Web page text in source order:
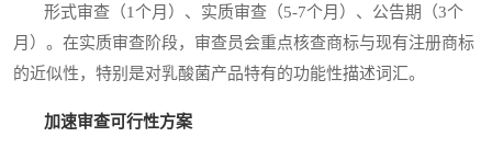
形式审查（1个月）、实质审查（5-7个月）、公告期（3个
月）。在实质审查阶段，审查员会重点核查商标与现有注册商标
的近似性，特别是对乳酸菌产品特有的功能性描述词汇。
加速审查可行性方案